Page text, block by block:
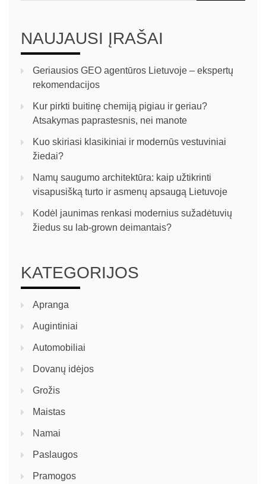
NAUJAUSI ĮRAŠAI
Geriausios GEO agentūros Lietuvoje – ekspertų
rekomendacijos
Kur pirkti buitinę chemiją pigiau ir geriau?
Atsakymas paprastesnis, nei manote
Kuo skiriasi klasikiniai ir modernūs vestuviniai
žiedai?
Namų saugumo architektūra: kaip užtikrinti
visapusišką turto ir asmenų apsaugą Lietuvoje
Kodėl jaunimas renkasi modernius sužadėtuvių
žiedus su lab-grown deimantais?
KATEGORIJOS
Apranga
Augintiniai
Automobiliai
Dovanų idėjos
Grožis
Maistas
Namai
Paslaugos
Pramogos